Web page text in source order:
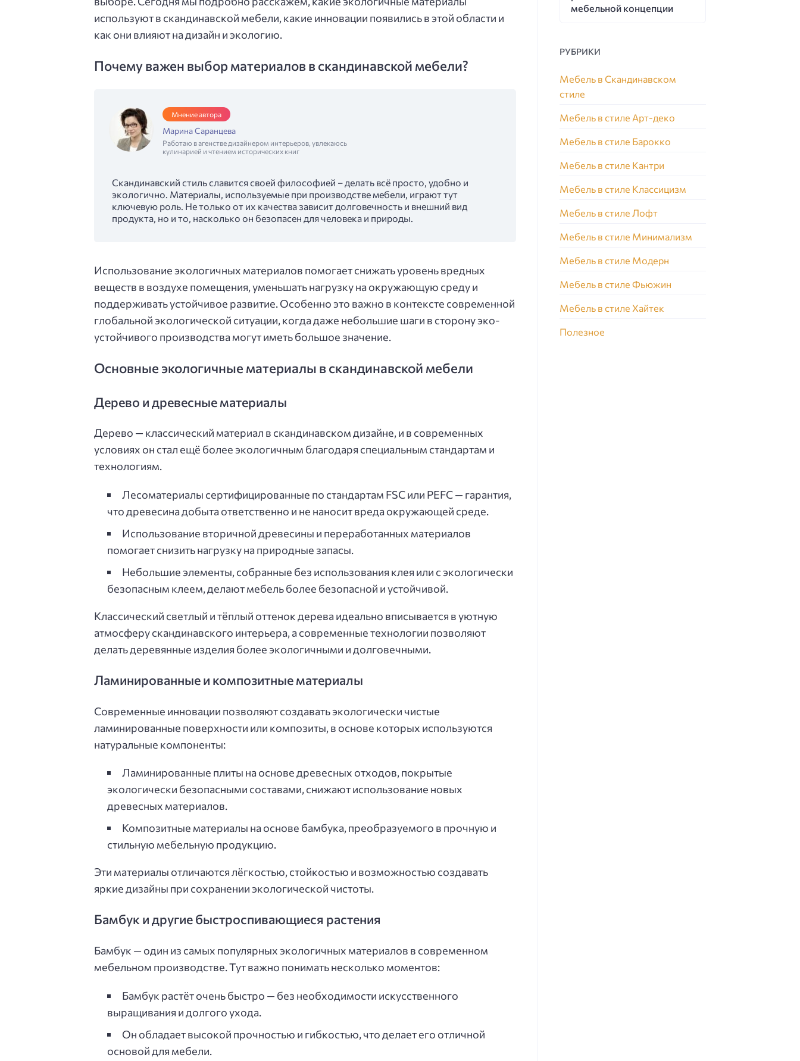
используют в скандинавской мебели, какие инновации появились в этой области и
как они влияют на дизайн и экологию.
Почему важен выбор материалов в скандинавской мебели?
Мнение автора
Марина Саранцева
Работаю в агенстве дизайнером интерьеров, увлекаюсь
кулинарией и чтением исторических книг
Скандинавский стиль славится своей философией – делать всё просто, удобно и
экологично. Материалы, используемые при производстве мебели, играют тут
ключевую роль. Не только от их качества зависит долговечность и внешний вид
продукта, но и то, насколько он безопасен для человека и природы.
Использование экологичных материалов помогает снижать уровень вредных
веществ в воздухе помещения, уменьшать нагрузку на окружающую среду и
поддерживать устойчивое развитие. Особенно это важно в контексте современной
глобальной экологической ситуации, когда даже небольшие шаги в сторону эко-
устойчивого производства могут иметь большое значение.
Основные экологичные материалы в скандинавской мебели
Дерево и древесные материалы
Дерево — классический материал в скандинавском дизайне, и в современных
условиях он стал ещё более экологичным благодаря специальным стандартам и
технологиям.
Лесоматериалы сертифицированные по стандартам FSC или PEFC — гарантия,
что древесина добыта ответственно и не наносит вреда окружающей среде.
Использование вторичной древесины и переработанных материалов
помогает снизить нагрузку на природные запасы.
Небольшие элементы, собранные без использования клея или с экологически
безопасным клеем, делают мебель более безопасной и устойчивой.
Классический светлый и тёплый оттенок дерева идеально вписывается в уютную
атмосферу скандинавского интерьера, а современные технологии позволяют
делать деревянные изделия более экологичными и долговечными.
Ламинированные и композитные материалы
Современные инновации позволяют создавать экологически чистые
ламинированные поверхности или композиты, в основе которых используются
натуральные компоненты:
Ламинированные плиты на основе древесных отходов, покрытые
экологически безопасными составами, снижают использование новых
древесных материалов.
Композитные материалы на основе бамбука, преобразуемого в прочную и
стильную мебельную продукцию.
Эти материалы отличаются лёгкостью, стойкостью и возможностью создавать
яркие дизайны при сохранении экологической чистоты.
Бамбук и другие быстроспивающиеся растения
Бамбук — один из самых популярных экологичных материалов в современном
мебельном производстве. Тут важно понимать несколько моментов:
Бамбук растёт очень быстро — без необходимости искусственного
выращивания и долгого ухода.
Он обладает высокой прочностью и гибкостью, что делает его отличной
основой для мебели.
мебельной концепции
РУБРИКИ
Мебель в Скандинавском
стиле
Мебель в стиле Арт-деко
Мебель в стиле Барокко
Мебель в стиле Кантри
Мебель в стиле Классицизм
Мебель в стиле Лофт
Мебель в стиле Минимализм
Мебель в стиле Модерн
Мебель в стиле Фьюжин
Мебель в стиле Хайтек
Полезное